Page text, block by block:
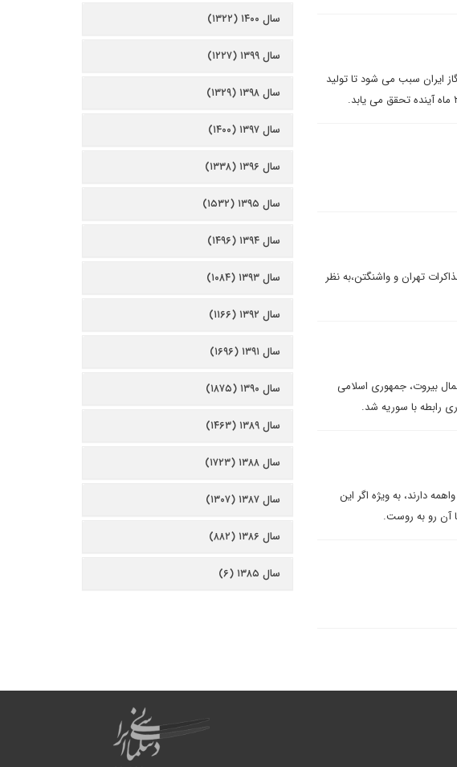
ايران سبب مى شود تا توليد
تهران و واشنگتن،به نظر
بیروت، جمهوری اسلامی
رابطه با سوريه شد.
دارند، به ويژه اگر اين
آن رو به روست.
سال ۱۴۰۰ (۱۳۲۲)
سال ۱۳۹۹ (۱۲۲۷)
سال ۱۳۹۸ (۱۳۲۹)
سال ۱۳۹۷ (۱۴۰۰)
سال ۱۳۹۶ (۱۳۳۸)
سال ۱۳۹۵ (۱۵۳۲)
سال ۱۳۹۴ (۱۴۹۶)
سال ۱۳۹۳ (۱۰۸۴)
سال ۱۳۹۲ (۱۱۶۶)
سال ۱۳۹۱ (۱۶۹۶)
سال ۱۳۹۰ (۱۸۷۵)
سال ۱۳۸۹ (۱۴۶۳)
سال ۱۳۸۸ (۱۷۲۳)
سال ۱۳۸۷ (۱۳۰۷)
سال ۱۳۸۶ (۸۸۲)
سال ۱۳۸۵ (۶)